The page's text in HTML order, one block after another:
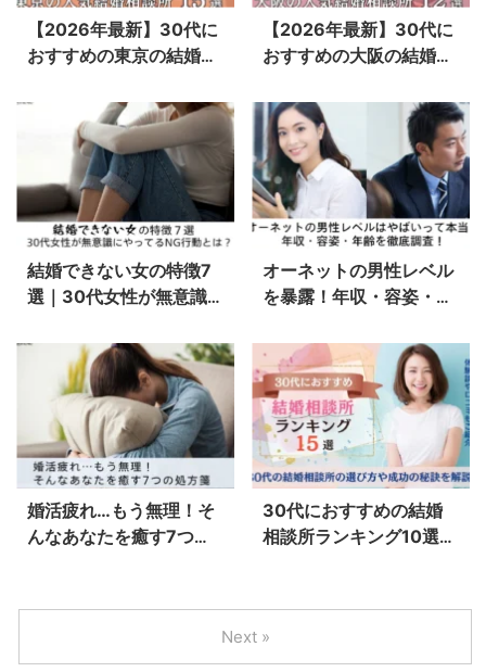
【2026年最新】30代に
おすすめの東京の結婚相
金・成婚率・体験談を比
【2026年最新】30代に
おすすめの大阪の結婚相
率・サポートを比較！
結婚できない女の特徴7
選｜30代女性が無意識
は？
オーネットの男性レベル
を暴露！年収・容姿・年
婚活疲れ…もう無理！そ
んなあなたを癒す7つの
30代におすすめの結婚
相談所ランキング10選
Next »